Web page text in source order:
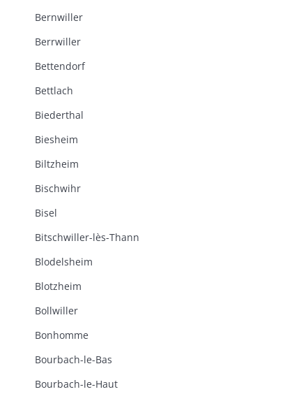
Bernwiller
Berrwiller
Bettendorf
Bettlach
Biederthal
Biesheim
Biltzheim
Bischwihr
Bisel
Bitschwiller-lès-Thann
Blodelsheim
Blotzheim
Bollwiller
Bonhomme
Bourbach-le-Bas
Bourbach-le-Haut